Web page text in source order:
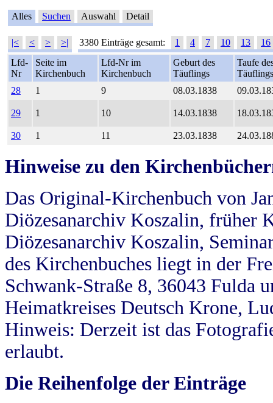
Alles Suchen Auswahl Detail
|< < > >| 3380 Einträge gesamt: 1 4 7 10 13
16
Lfd-
Nr
Seite im
Kirchenbuch
Lfd-Nr im
Kirchenbuch
Geburt des
Täuflings
Taufe
Täuflings
28
1 9 08.03.1838
29 1 10 14.03.1838
30 1 11 23.03.1838
Hinweise zu den
Das Original-Kirchenbuch von
Diözesanarchiv Koszalin, früher
Diözesanarchiv Koszalin,
des Kirchenbuches liegt in der
Schwank-Straße 8, 36043 Fulda
Heimatkreises Deutsch Krone,
Hinweis: Derzeit ist das
erlaubt.
Die Reihenfolge der Einträge